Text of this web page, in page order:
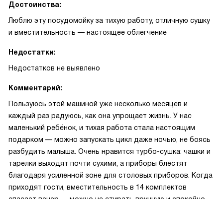
Достоинства:
Люблю эту посудомойку за тихую работу, отличную сушку
и вместительность — настоящее облегчение
Недостатки:
Недостатков не выявлено
Комментарий:
Пользуюсь этой машиной уже несколько месяцев и
каждый раз радуюсь, как она упрощает жизнь. У нас
маленький ребёнок, и тихая работа стала настоящим
подарком — можно запускать цикл даже ночью, не боясь
разбудить малыша. Очень нравится турбо-сушка: чашки и
тарелки выходят почти сухими, а приборы блестят
благодаря усиленной зоне для столовых приборов. Когда
приходят гости, вместительность в 14 комплектов